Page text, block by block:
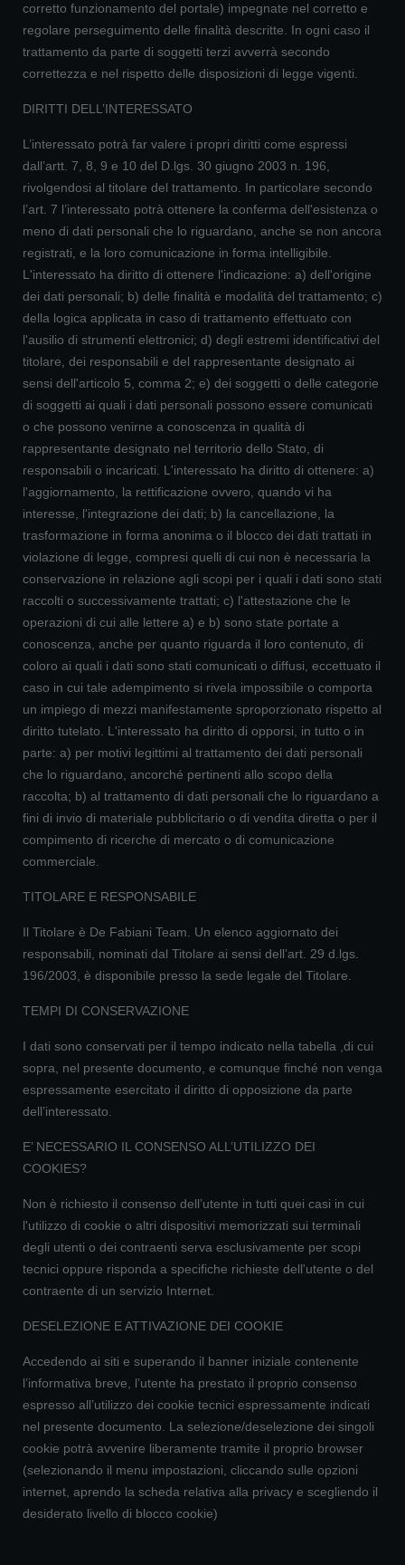
corretto funzionamento del portale) impegnate nel corretto e
regolare perseguimento delle finalità descritte. In ogni caso il
trattamento da parte di soggetti terzi avverrà secondo
correttezza e nel rispetto delle disposizioni di legge vigenti.
DIRITTI DELL’INTERESSATO
L’interessato potrà far valere i propri diritti come espressi
dall’artt. 7, 8, 9 e 10 del D.lgs. 30 giugno 2003 n. 196,
rivolgendosi al titolare del trattamento. In particolare secondo
l’art. 7 l’interessato potrà ottenere la conferma dell'esistenza o
meno di dati personali che lo riguardano, anche se non ancora
registrati, e la loro comunicazione in forma intelligibile.
L'interessato ha diritto di ottenere l'indicazione: a) dell'origine
dei dati personali; b) delle finalità e modalità del trattamento; c)
della logica applicata in caso di trattamento effettuato con
l'ausilio di strumenti elettronici; d) degli estremi identificativi del
titolare, dei responsabili e del rappresentante designato ai
sensi dell'articolo 5, comma 2; e) dei soggetti o delle categorie
di soggetti ai quali i dati personali possono essere comunicati
o che possono venirne a conoscenza in qualità di
rappresentante designato nel territorio dello Stato, di
responsabili o incaricati. L'interessato ha diritto di ottenere: a)
l'aggiornamento, la rettificazione ovvero, quando vi ha
interesse, l'integrazione dei dati; b) la cancellazione, la
trasformazione in forma anonima o il blocco dei dati trattati in
violazione di legge, compresi quelli di cui non è necessaria la
conservazione in relazione agli scopi per i quali i dati sono stati
raccolti o successivamente trattati; c) l'attestazione che le
operazioni di cui alle lettere a) e b) sono state portate a
conoscenza, anche per quanto riguarda il loro contenuto, di
coloro ai quali i dati sono stati comunicati o diffusi, eccettuato il
caso in cui tale adempimento si rivela impossibile o comporta
un impiego di mezzi manifestamente sproporzionato rispetto al
diritto tutelato. L'interessato ha diritto di opporsi, in tutto o in
parte: a) per motivi legittimi al trattamento dei dati personali
che lo riguardano, ancorché pertinenti allo scopo della
raccolta; b) al trattamento di dati personali che lo riguardano a
fini di invio di materiale pubblicitario o di vendita diretta o per il
compimento di ricerche di mercato o di comunicazione
commerciale.
TITOLARE E RESPONSABILE
Il Titolare è De Fabiani Team. Un elenco aggiornato dei
responsabili, nominati dal Titolare ai sensi dell’art. 29 d.lgs.
196/2003, è disponibile presso la sede legale del Titolare.
TEMPI DI CONSERVAZIONE
I dati sono conservati per il tempo indicato nella tabella ,di cui
sopra, nel presente documento, e comunque finché non venga
espressamente esercitato il diritto di opposizione da parte
dell’interessato.
E’ NECESSARIO IL CONSENSO ALL’UTILIZZO DEI
COOKIES?
Non è richiesto il consenso dell’utente in tutti quei casi in cui
l'utilizzo di cookie o altri dispositivi memorizzati sui terminali
degli utenti o dei contraenti serva esclusivamente per scopi
tecnici oppure risponda a specifiche richieste dell'utente o del
contraente di un servizio Internet.
DESELEZIONE E ATTIVAZIONE DEI COOKIE
Accedendo ai siti e superando il banner iniziale contenente
l’informativa breve, l’utente ha prestato il proprio consenso
espresso all’utilizzo dei cookie tecnici espressamente indicati
nel presente documento. La selezione/deselezione dei singoli
cookie potrà avvenire liberamente tramite il proprio browser
(selezionando il menu impostazioni, cliccando sulle opzioni
internet, aprendo la scheda relativa alla privacy e scegliendo il
desiderato livello di blocco cookie)